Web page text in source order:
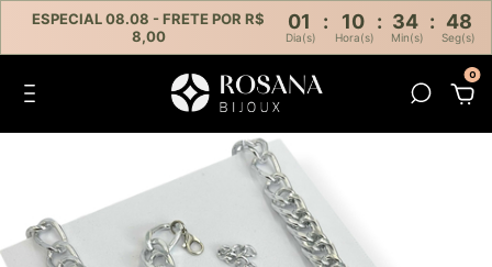
ESPECIAL 08.08 - FRETE POR R$
8,00
01 : 10 : 34 : 47
Dia(s) Hora(s) Min(s) Seg(s)
0